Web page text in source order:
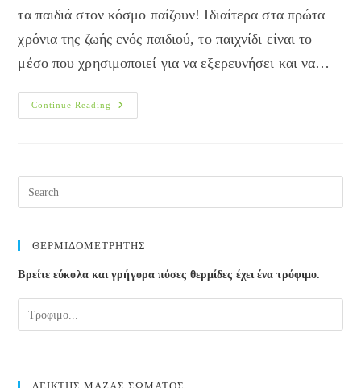
τα παιδιά στον κόσμο παίζουν! Ιδιαίτερα στα πρώτα
χρόνια της ζωής ενός παιδιού, το παιχνίδι είναι το
μέσο που χρησιμοποιεί για να εξερευνήσει και να…
Continue Reading
Μαμά
Ή
ΘΕΡΜΙΔΟΜΕΤΡΗΤΗΣ
Βρείτε εύκολα και γρήγορα πόσες θερμίδες έχει ένα τρόφιμο.